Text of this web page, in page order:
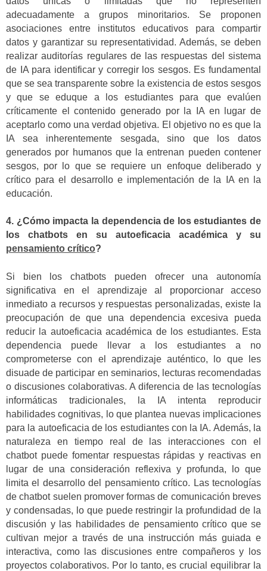
adecuadamente a grupos minoritarios. Se proponen
asociaciones entre institutos educativos para compartir
datos y garantizar su representatividad. Además, se deben
realizar auditorías regulares de las respuestas del sistema
de IA para identificar y corregir los sesgos. Es fundamental
que se sea transparente sobre la existencia de estos sesgos
y que se eduque a los estudiantes para que evalúen
críticamente el contenido generado por la IA en lugar de
aceptarlo como una verdad objetiva. El objetivo no es que la
IA sea inherentemente sesgada, sino que los datos
generados por humanos que la entrenan pueden contener
sesgos, por lo que se requiere un enfoque deliberado y
crítico para el desarrollo e implementación de la IA en la
educación.
4. ¿Cómo impacta la dependencia de los estudiantes de
los chatbots en su autoeficacia académica y su
pensamiento crítico?
Si bien los chatbots pueden ofrecer una autonomía
significativa en el aprendizaje al proporcionar acceso
inmediato a recursos y respuestas personalizadas, existe la
preocupación de que una dependencia excesiva pueda
reducir la autoeficacia académica de los estudiantes. Esta
dependencia puede llevar a los estudiantes a no
comprometerse con el aprendizaje auténtico, lo que les
disuade de participar en seminarios, lecturas recomendadas
o discusiones colaborativas. A diferencia de las tecnologías
informáticas tradicionales, la IA intenta reproducir
habilidades cognitivas, lo que plantea nuevas implicaciones
para la autoeficacia de los estudiantes con la IA. Además, la
naturaleza en tiempo real de las interacciones con el
chatbot puede fomentar respuestas rápidas y reactivas en
lugar de una consideración reflexiva y profunda, lo que
limita el desarrollo del pensamiento crítico. Las tecnologías
de chatbot suelen promover formas de comunicación breves
y condensadas, lo que puede restringir la profundidad de la
discusión y las habilidades de pensamiento crítico que se
cultivan mejor a través de una instrucción más guiada e
interactiva, como las discusiones entre compañeros y los
proyectos colaborativos. Por lo tanto, es crucial equilibrar la